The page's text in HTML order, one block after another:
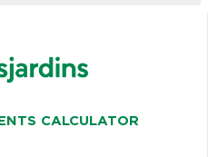
CALCULATOR